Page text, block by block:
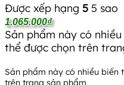
Được xếp hạng 5 5 sao
1.065.000₫
Sản phẩm này có
thể được chọn trên
Sản phẩm này có nhiều biến
trên trang sản phẩm